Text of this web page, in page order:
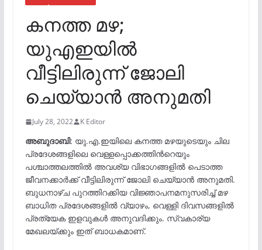
കനത്ത മഴ;
യുഎഇയിൽ
വീട്ടിലിരുന്ന് ജോലി
ചെയ്യാന്‍ അനുമതി
July 28, 2022 K Editor
അബുദാബി: യു.എ.ഇയിലെ കനത്ത മഴയുടെയും ചില
പ്രദേശങ്ങളിലെ വെള്ളപ്പൊക്കത്തിന്‍റെയും
പശ്ചാത്തലത്തിൽ അവശ്യ വിഭാഗങ്ങളിൽ പെടാത്ത
ജീവനക്കാർക്ക് വീട്ടിലിരുന്ന് ജോലി ചെയ്യാൻ അനുമതി.
ബുധനാഴ്ച പുറത്തിറക്കിയ വിജ്ഞാപനമനുസരിച്ച് മഴ
ബാധിത പ്രദേശങ്ങളിൽ വ്യാഴം, വെള്ളി ദിവസങ്ങളിൽ
പ്രത്യേക ഇളവുകൾ അനുവദിക്കും. സ്വകാര്യ
മേഖലയ്ക്കും ഇത് ബാധകമാണ്.